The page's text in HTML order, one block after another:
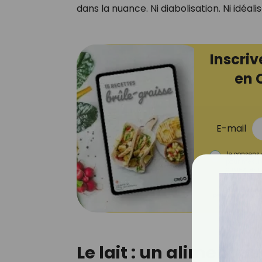
dans la nuance. Ni diabolisation. Ni
en
E-mail
Je
Votre adresse
personnalisées.
Le lait : un aliment